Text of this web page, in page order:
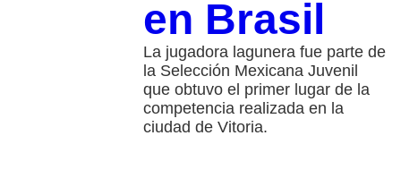
en Brasil
La jugadora lagunera fue parte de
la Selección Mexicana Juvenil
que obtuvo el primer lugar de la
competencia realizada en la
ciudad de Vitoria.